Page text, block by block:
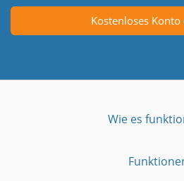
Kostenloses
Wie es